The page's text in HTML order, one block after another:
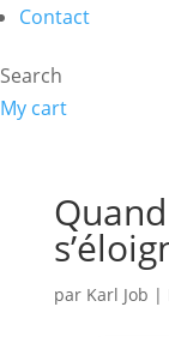
Contact
Search
My cart
par Karl Job |